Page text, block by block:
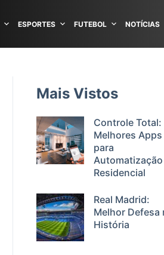
ESPORTES FUTEBOL NOTÍCIAS
Mais Vistos
Controle Total:
Melhores Apps
para
Automatização
Residencial
Real Madrid:
Melhor Defesa
História